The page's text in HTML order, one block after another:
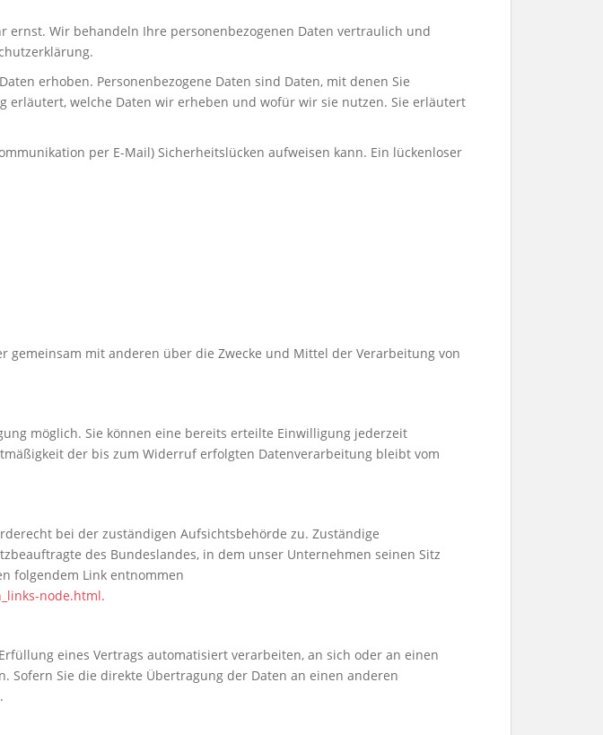
ernst. Wir behandeln Ihre personenbezogenen Daten vertraulich und
erhoben. Personenbezogene Daten sind Daten, mit denen Sie
welche Daten wir erheben und wofür wir sie nutzen. Sie erläutert
per E-Mail) Sicherheitslücken aufweisen kann. Ein lückenloser
mit anderen über die Zwecke und Mittel der Verarbeitung von
möglich. Sie können eine bereits erteilte Einwilligung jederzeit
der bis zum Widerruf erfolgten Datenverarbeitung bleibt vom
bei der zuständigen Aufsichtsbehörde zu. Zuständige
des Bundeslandes, in dem unser Unternehmen seinen Sitz
folgendem Link entnommen
node.html.
eines Vertrags automatisiert verarbeiten, an sich oder an einen
Sofern Sie die direkte Übertragung der Daten an einen anderen